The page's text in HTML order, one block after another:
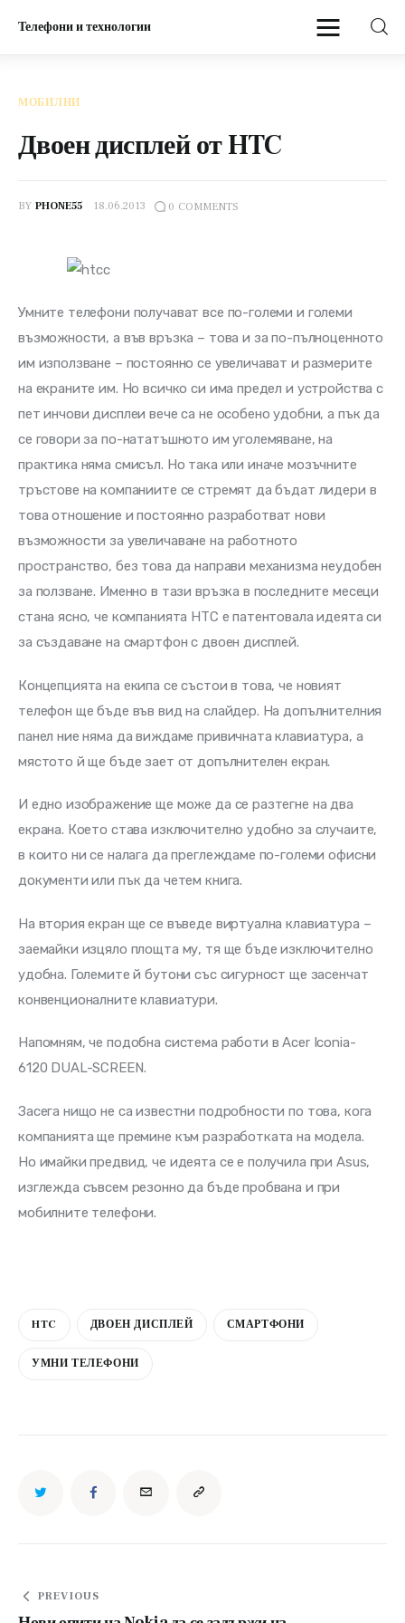
Телефони и технологии
МОБИЛНИ
Двоен дисплей от HTC
BY PHONE55 18.06.2013 0 COMMENTS
Умните телефони получават все по-големи и големи
възможности, а във връзка – това и за по-пълноценното
им използване – постоянно се увеличават и размерите
на екраните им. Но всичко си има предел и устройства с
пет инчови дисплеи вече са не особено удобни, а пък да
се говори за по-нататъшното им уголемяване, на
практика няма смисъл. Но така или иначе мозъчните
тръстове на компаниите се стремят да бъдат лидери в
това отношение и постоянно разработват нови
възможности за увеличаване на работното
пространство, без това да направи механизма неудобен
за ползване. Именно в тази връзка в последните месеци
стана ясно, че компанията HTC е патентовала идеята си
за създаване на смартфон с двоен дисплей.
Концепцията на екипа се състои в това, че новият
телефон ще бъде във вид на слайдер. На допълнителния
панел ние няма да виждаме привичната клавиатура, а
мястото й ще бъде зает от допълнителен екран.
И едно изображение ще може да се разтегне на два
екрана. Което става изключително удобно за случаите,
в които ни се налага да преглеждаме по-големи офисни
документи или пък да четем книга.
На втория екран ще се въведе виртуална клавиатура –
заемайки изцяло площта му, тя ще бъде изключително
удобна. Големите й бутони със сигурност ще засенчат
конвенционалните клавиатури.
Напомням, че подобна система работи в Acer Iconia-
6120 DUAL-SCREEN.
Засега нищо не са известни подробности по това, кога
компанията ще премине към разработката на модела.
Но имайки предвид, че идеята се е получила при Asus,
изглежда съвсем резонно да бъде пробвана и при
мобилните телефони.
HTC ДВОЕН ДИСПЛЕЙ СМАРТФОНИ
УМНИ ТЕЛЕФОНИ
Навигация
PREVIOUS